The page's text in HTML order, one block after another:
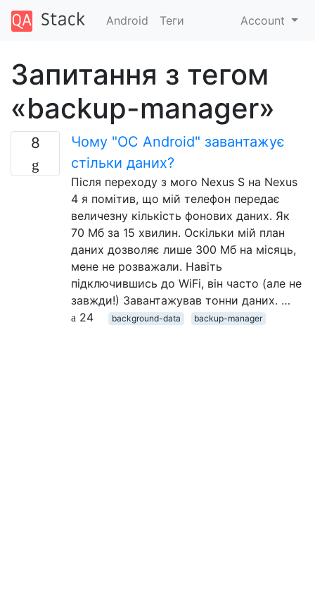
Android Теги Account
Запитання з тегом
«backup-manager»
8
Чому "ОС Android" завантажує
стільки даних?
Після переходу з мого Nexus S на Nexus
4 я помітив, що мій телефон передає
величезну кількість фонових даних. Як
70 Мб за 15 хвилин. Оскільки мій план
даних дозволяє лише 300 Мб на місяць,
мене не розважали. Навіть
підключившись до WiFi, він часто (але не
завжди!) Завантажував тонни даних. …
24
background-data backup-manager